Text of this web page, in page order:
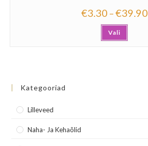
€3.30 –€39.90
Vali
Kategooriad
Lilleveed
Naha- Ja Kehaõlid